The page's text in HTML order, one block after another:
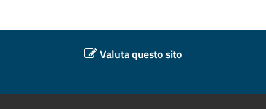
Valuta questo sito